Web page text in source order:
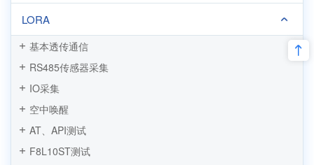
LORA
基本透传通信
RS485传感器采集
IO采集
空中唤醒
AT、API测试
F8L10ST测试